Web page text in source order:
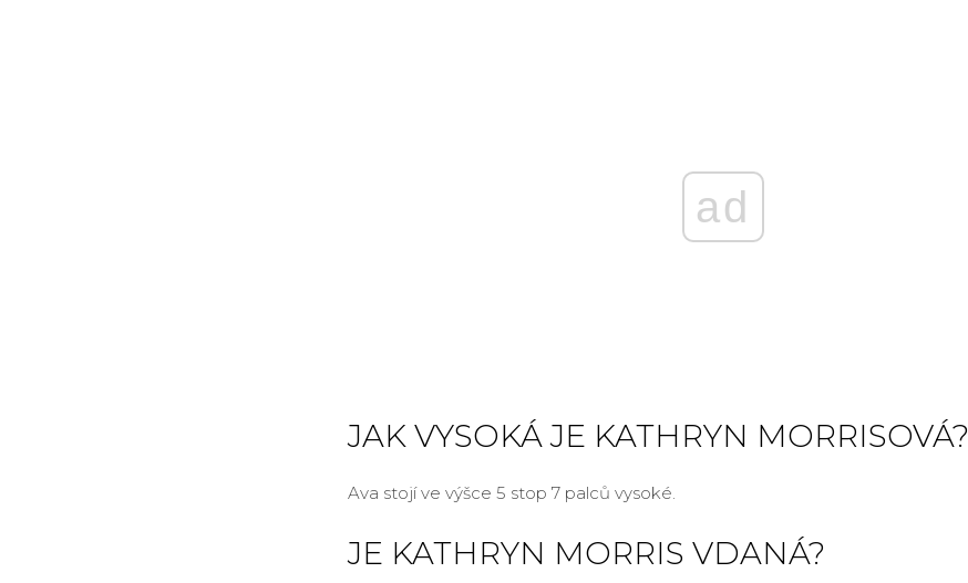
ad
JAK VYSOKÁ JE KATHRYN MORRISOVÁ?
Ava stojí ve výšce 5 stop 7 palců vysoké.
JE KATHRYN MORRIS VDANÁ?